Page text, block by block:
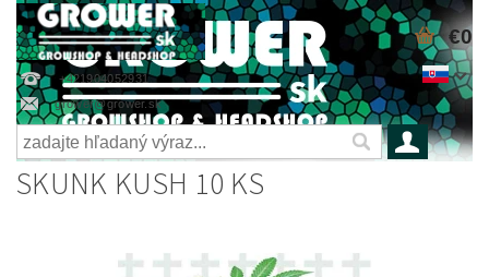
+421904052931
grower@grower.sk
€0
SKUNK KUSH 10 KS